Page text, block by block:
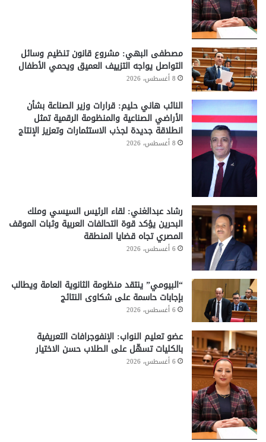
مصطفى البهي: مشروع قانون تنظيم وسائل
التواصل يواجه التزييف العميق ويحمي الأطفال
8 أغسطس، 2026
النائب هاني حليم: قرارات وزير الصناعة بشأن
الأراضي الصناعية والمنظومة الرقمية تمثل
انطلاقة جديدة لجذب الاستثمارات وتعزيز الإنتاج
8 أغسطس، 2026
رشاد عبدالغني: لقاء الرئيس السيسي وملك
البحرين يؤكد قوة التحالفات العربية وثبات الموقف
المصري تجاه قضايا المنطقة
6 أغسطس، 2026
“البيومي” ينتقد منظومة الثانوية العامة ويطالب
بإجابات حاسمة على شكاوى النتائج
6 أغسطس، 2026
عضو تعليم النواب: الإنفوجرافات التعريفية
بالكليات تسهّل على الطلاب حسن الاختيار
6 أغسطس، 2026